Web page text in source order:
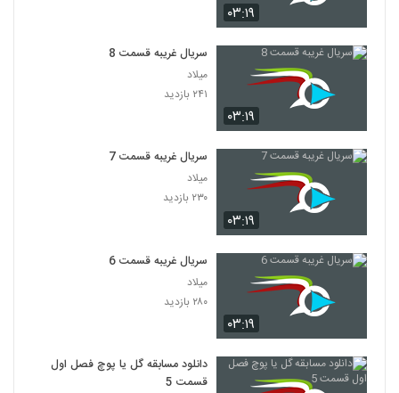
۰۳:۱۹
۰۳:۱۹
سریال غریبه قسمت 8
میلاد
۲۴۱ بازدید
۰۳:۱۹
سریال غریبه قسمت 7
میلاد
۲۳۰ بازدید
۰۳:۱۹
سریال غریبه قسمت 6
میلاد
۲۸۰ بازدید
دانلود مسابقه گل یا پوچ فصل اول
قسمت 5